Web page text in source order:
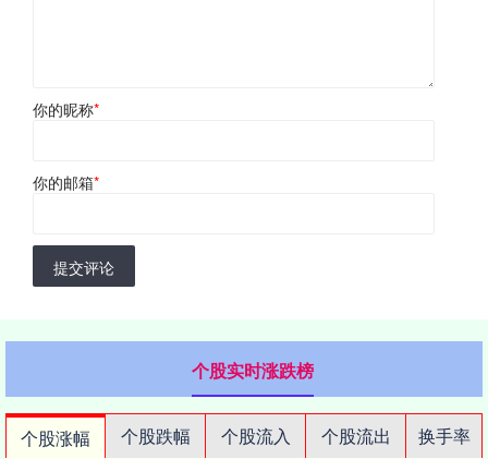
你的昵称*
你的邮箱*
提交评论
个股实时涨跌榜
个股涨幅 个股跌幅 个股流入 个股流出
换手率